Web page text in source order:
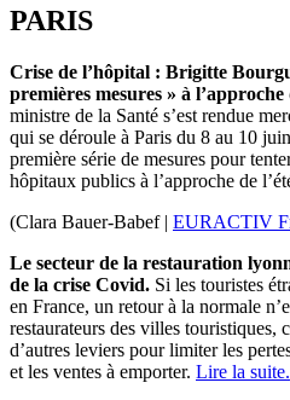
PARIS
Crise de l’hôpital : Brigitte
premières mesures » à
ministre de la Santé s’est rendue
qui se déroule à Paris du 8 au 10
première série de mesures pour
hôpitaux publics à l’approche de
(Clara Bauer-Babef | EURACTIV
Le secteur de la restauration
de la crise Covid. Si les touristes
en France, un retour à la normale
restaurateurs des villes touristiques,
d’autres leviers pour limiter les
et les ventes à emporter. Lire la suite.